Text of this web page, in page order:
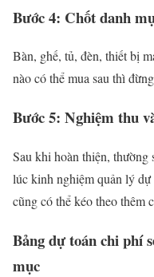
Bước 4: Chốt danh
Bàn, ghế, tủ, đèn, thiết bị
nào có thể mua sau thì
Bước 5: Nghiệm thu
Sau khi hoàn thiện,
lúc kinh nghiệm quản lý
cũng có thể kéo theo thêm
Bảng dự toán chi phí
mục